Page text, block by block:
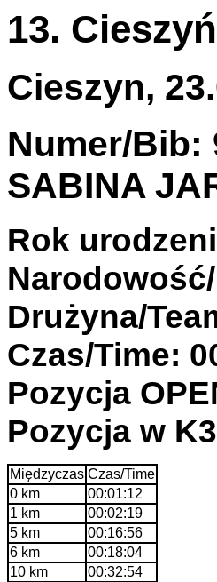
13.
Cieszyn,
Numer/Bib:
SABINA
Rok
Drużyna/
Czas/Time:
Pozycja
Pozycja w
Międzyczas Czas/Time
0 km
00:01:12
1 km
00:02:19
5 km
00:16:56
6 km
00:18:04
10 km
00:32:54